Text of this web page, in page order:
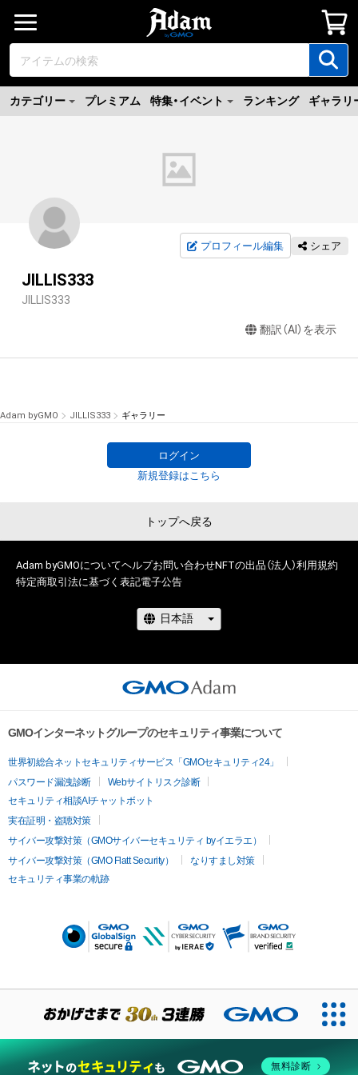
カテゴリー プレミアム 特集・イベント ランキング ギャラリ
プロフィール編集 シェア
JILLIS333
JILLIS333
翻訳（AI）を表示
Adam byGMO JILLIS333 ギャラリー
ログイン
新規登録はこちら
トップへ戻る
Adam byGMOについてヘルプお問い合わせNFTの出品（法人）利用規約
特定商取引法に基づく表記電子公告
GMOインターネットグループのセキュリティ事業について
世界初総合ネットセキュリティサービス「GMOセキュリティ24」
パスワード漏洩診断
Webサイトリスク診断
セキュリティ相談AIチャットボット
実在証明・盗聴対策
サイバー攻撃対策（GMOサイバーセキュリティ byイエラエ）
サイバー攻撃対策（GMO Flatt Security）
なりすまし対策
セキュリティ事業の軌跡
無料診断